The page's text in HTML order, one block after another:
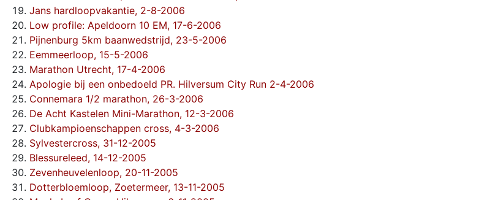
Jans hardloopvakantie, 2-8-2006
Low profile: Apeldoorn 10 EM, 17-6-2006
Pijnenburg 5km baanwedstrijd, 23-5-2006
Eemmeerloop, 15-5-2006
Marathon Utrecht, 17-4-2006
Apologie bij een onbedoeld PR. Hilversum City Run 2-4-2006
Connemara 1/2 marathon, 26-3-2006
De Acht Kastelen Mini-Marathon, 12-3-2006
Clubkampioenschappen cross, 4-3-2006
Sylvestercross, 31-12-2005
Blessureleed, 14-12-2005
Zevenheuvelenloop, 20-11-2005
Dotterbloemloop, Zoetermeer, 13-11-2005